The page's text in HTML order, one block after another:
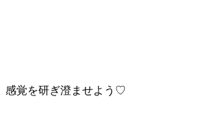
感覚を研ぎ澄ませよう♡